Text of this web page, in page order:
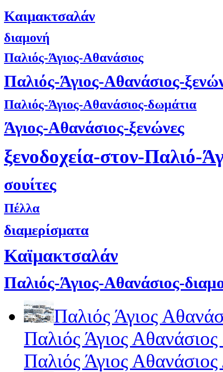
Καιμακτσαλάν
διαμονή
Παλιός-Άγιος-Αθανάσιος
Παλιός-Άγιος-Αθανάσιος-
Παλιός-Άγιος-Αθανάσιος-δωμάτια
Άγιος-Αθανάσιος-ξενώνες
ξενοδοχεία-στον-Παλιό-
σουίτες
Πέλλα
διαμερίσματα
Καϊμακτσαλάν
Παλιός-Άγιος-Αθανάσιος-
Παλιός Άγιος
Παλιός Άγιος Αθανάσιος
Παλιός Άγιος